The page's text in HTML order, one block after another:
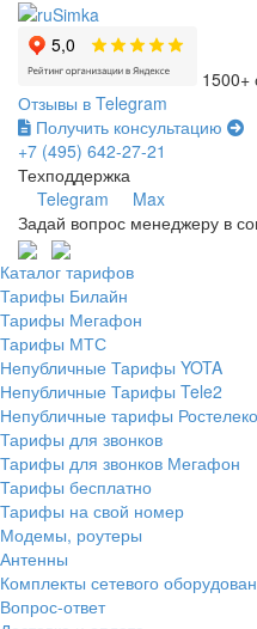
1500+
Отзывы в Telegram
Получить консультацию
+7 (495) 642-27-21
Техподдержка
Telegram
Max
Задай вопрос менеджеру в
Каталог тарифов
Тарифы Билайн
Тарифы Мегафон
Тарифы МТС
Непубличные Тарифы YOTA
Непубличные Тарифы Tele2
Непубличные тарифы
Тарифы для звонков
Тарифы для звонков Мегафон
Тарифы бесплатно
Тарифы на свой номер
Модемы, роутеры
Антенны
Комплекты сетевого
Вопрос-ответ